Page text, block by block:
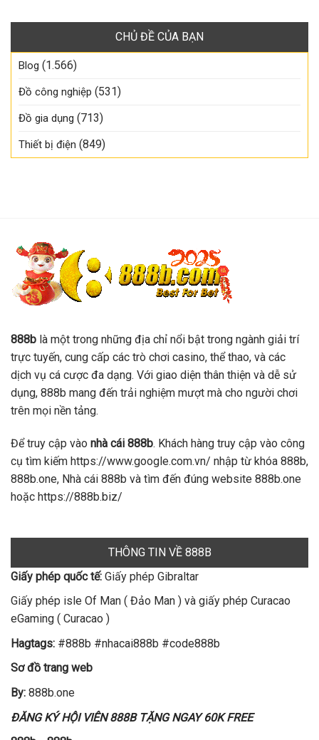
CHỦ ĐỀ CỦA BẠN
Blog (1.566)
Đồ công nghiệp (531)
Đồ gia dụng (713)
Thiết bị điện (849)
888b là một trong những địa chỉ nổi bật trong ngành giải trí
trực tuyến, cung cấp các trò chơi casino, thể thao, và các
dịch vụ cá cược đa dạng. Với giao diện thân thiện và dễ sử
dụng, 888b mang đến trải nghiệm mượt mà cho người chơi
trên mọi nền tảng.
Để truy cập vào nhà cái 888b. Khách hàng truy cập vào công
cụ tìm kiếm https://www.google.com.vn/ nhập từ khóa 888b,
888b.one, Nhà cái 888b và tìm đến đúng website 888b.one
hoặc https://888b.biz/
THÔNG TIN VỀ 888B
Giấy phép quốc tế: Giấy phép Gibraltar
Giấy phép isle Of Man ( Đảo Man ) và giấy phép Curacao
eGaming ( Curacao )
Hagtags: #888b #nhacai888b #code888b
Sơ đồ trang web
By: 888b.one
ĐĂNG KÝ HỘI VIÊN 888B TẶNG NGAY 60K FREE